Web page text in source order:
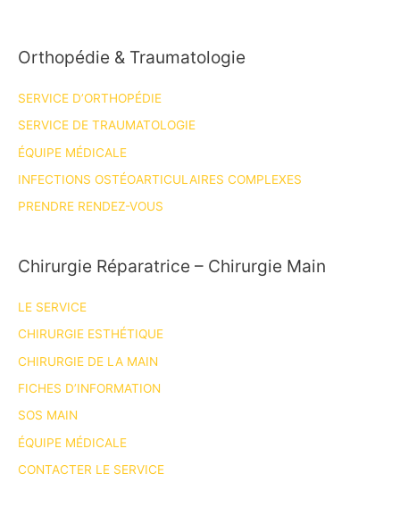
Orthopédie & Traumatologie
SERVICE D’ORTHOPÉDIE
SERVICE DE TRAUMATOLOGIE
ÉQUIPE MÉDICALE
INFECTIONS OSTÉOARTICULAIRES COMPLEXES
PRENDRE RENDEZ-VOUS
Chirurgie Réparatrice – Chirurgie Main
LE SERVICE
CHIRURGIE ESTHÉTIQUE
CHIRURGIE DE LA MAIN
FICHES D’INFORMATION
SOS MAIN
ÉQUIPE MÉDICALE
CONTACTER LE SERVICE